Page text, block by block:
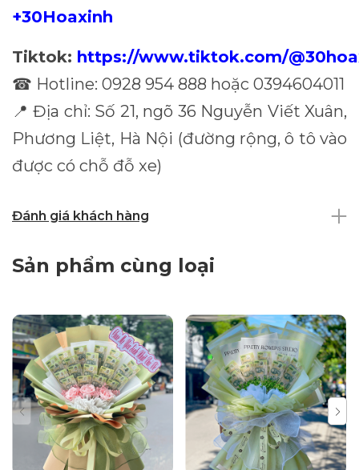
+30Hoaxinh
Tiktok: https://www.tiktok.com/
☎ Hotline: 0928 954 888 hoặc 0394604011
📍 Địa chỉ: Số 21, ngõ 36 Nguyễn Viết Xuân,
Phương Liệt, Hà Nội (đường rộng, ô tô vào
được có chỗ đỗ xe)
Đánh giá khách hàng
Sản phẩm cùng loại